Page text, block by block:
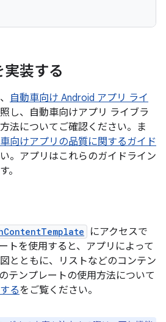
装する
自動車向け Android アプリ ライ
し、自動車向けアプリ ライブラ
法についてご確認ください。ま
向けアプリの品質に関するガイド
。アプリはこれらのガイドライン
。
にアクセスで
トを使用すると、アプリによって
とともに、リストなどのコンテン
テンプレートの使用方法について
るをご覧ください。